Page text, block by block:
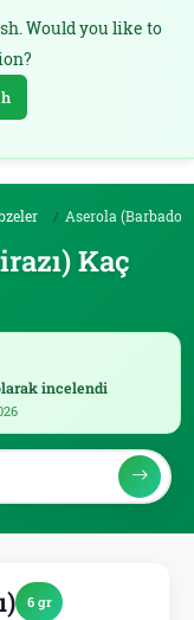
Would you like to
Aserola (Barbados Kirazı)
Kaç
incelendi
6 gr